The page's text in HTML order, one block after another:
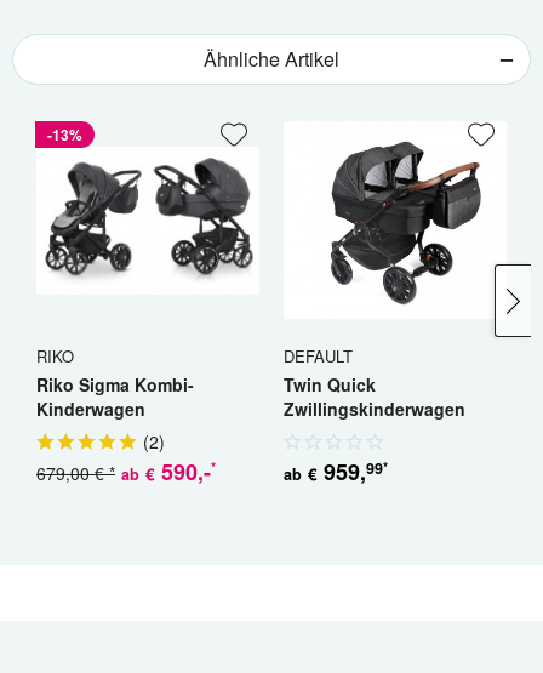
Ähnliche Artikel
-13%
RIKO
Riko Sigma Kombi-
Kinderwagen
(2)
ab € 590,-*
679,00 € *
DEFAULT
Twin Quick
Zwillingskinderwagen
Geschwisterwagen
ab € 959,99*